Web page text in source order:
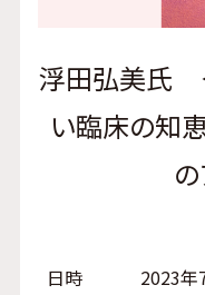
浮田弘美氏
い臨床の知
日時 2023年